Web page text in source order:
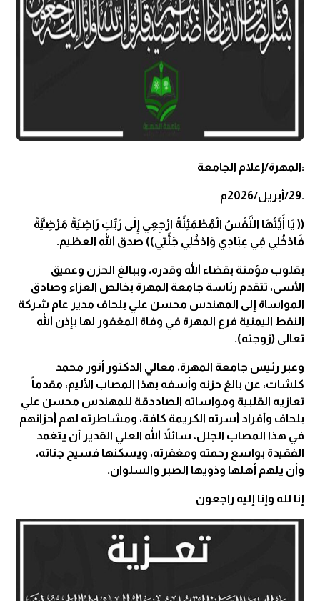
:المهرة/إعلام الجامعة
.29/أبريل/2026م
(( يَا أَيَّتُهَا النَّفْسُ الْمُطْمَئِنَّةُ ارْجِعِي إِلَى رَبِّكِ رَاضِيَةً مَرْضِيَّةً
فَادْخُلِي فِي عِبَادِي وَادْخُلِي جَنَّتِي)) صدق الله العظيم.
بقلوب مؤمنة بقضاء الله وقدره، وببالغ الحزن وعميق
الأسى، تتقدم رئاسة جامعة المهرة بخالص العزاء وصادق
المواساة إلى المهندس محسن علي بلحاف مدير عام شركة
النفط اليمنية فرع المهرة في وفاة المغفور لها بإذن الله
تعالى (زوجته).
وعبر رئيس جامعة المهرة، معالي الدكتور أنور محمد
كلشات، عن بالغ حزنه وأسفه بهذا المصاب الأليم، مقدماً
تعازيه القلبية ومواساته الصاددقة للمهندس محسن علي
بلحاف وأفراد أسرته الكريمة كافة، ومشاطرته لهم أحزانهم
في هذا المصاب الجلل، سائلاً الله العلي القدير أن يتغمد
الفقيدة بواسع رحمته ومغفرته، ويسكنها فسيح جناته،
وأن يلهم أهلها وذويها الصبر والسلوان.
إنا لله وإنا إليه راجعون